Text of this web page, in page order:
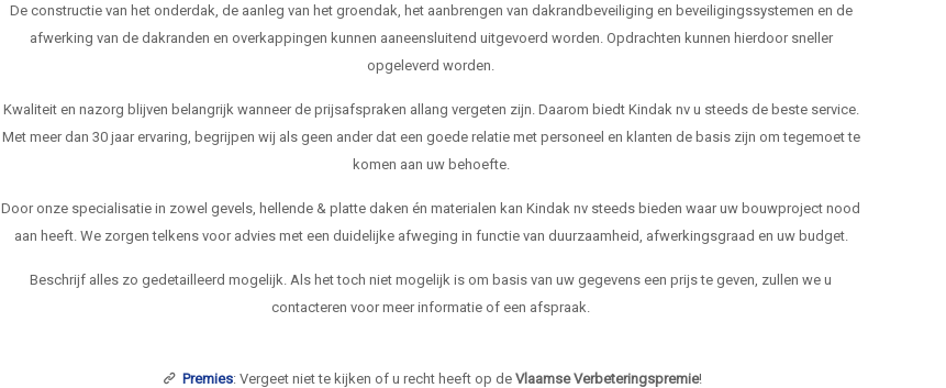
De constructie van het onderdak, de aanleg van het groendak, het aanbrengen van dakrandbeveiliging en beveiligingssystemen en de
afwerking van de dakranden en overkappingen kunnen aaneensluitend uitgevoerd worden. Opdrachten kunnen hierdoor sneller
opgeleverd worden.
Kwaliteit en nazorg blijven belangrijk wanneer de prijsafspraken allang vergeten zijn. Daarom biedt Kindak nv u steeds de beste service.
Met meer dan 30 jaar ervaring, begrijpen wij als geen ander dat een goede relatie met personeel en klanten de basis zijn om tegemoet te
komen aan uw behoefte.
Door onze specialisatie in zowel gevels, hellende & platte daken én materialen kan Kindak nv steeds bieden waar uw bouwproject nood
aan heeft. We zorgen telkens voor advies met een duidelijke afweging in functie van duurzaamheid, afwerkingsgraad en uw budget.
Beschrijf alles zo gedetailleerd mogelijk. Als het toch niet mogelijk is om basis van uw gegevens een prijs te geven, zullen we u
contacteren voor meer informatie of een afspraak.
Premies: Vergeet niet te kijken of u recht heeft op deVlaamse Verbeteringspremie!